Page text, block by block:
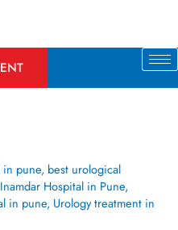
in pune, best urological
Inamdar Hospital in Pune,
in pune, Urology treatment in